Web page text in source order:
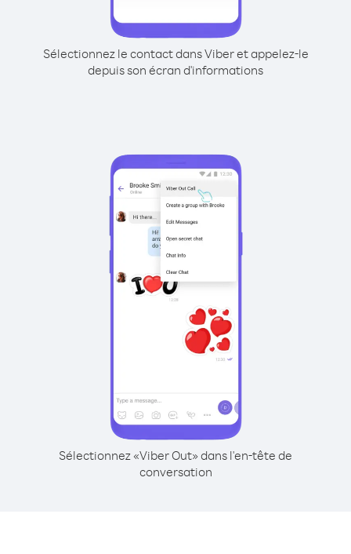
Sélectionnez le contact dans Viber et appelez-le
depuis son écran d'informations
Sélectionnez «Viber Out» dans l'en-tête de
conversation